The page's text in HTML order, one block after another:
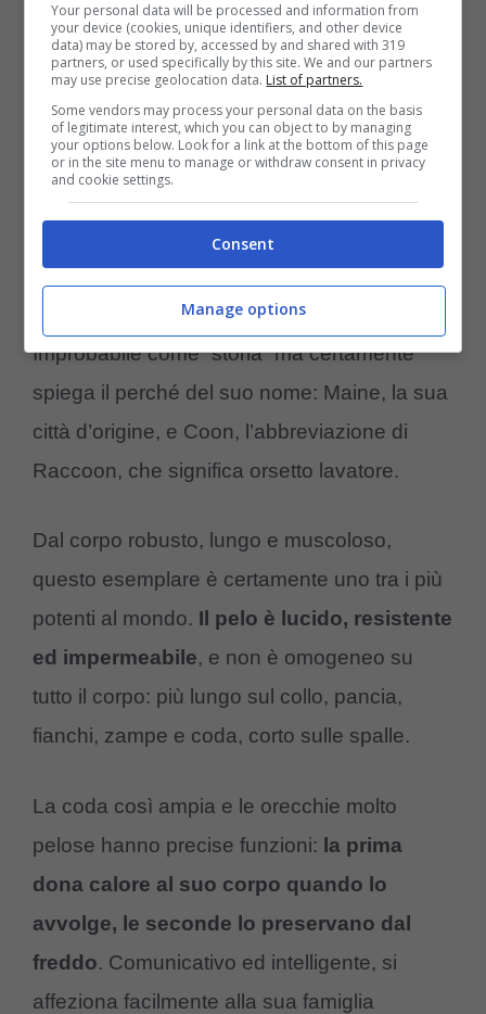
leggende a noi tramandate sulla sua
origine.
Quella più diffusa lo vede come il frutto di un
incrocio tra una lince, per via delle sue
orecchie grandi, pelose e con all’estremità un
ciuffetto, e un orsetto lavatore, per via della
coda lunga, grossa e folta.
Improbabile come “storia” ma certamente
spiega il perché del suo nome: Maine, la sua
città d’origine, e Coon, l’abbreviazione di
Raccoon, che significa orsetto lavatore.
Dal corpo robusto, lungo e muscoloso,
questo esemplare è certamente uno tra i più
potenti al mondo. Il pelo è lucido, resistente
ed impermeabile, e non è omogeneo su
tutto il corpo: più lungo sul collo, pancia,
fianchi, zampe e coda, corto sulle spalle.
La coda così ampia e le orecchie molto
pelose hanno precise funzioni: la prima
dona calore al suo corpo quando lo
avvolge, le seconde lo preservano dal
freddo. Comunicativo ed intelligente, si
affeziona facilmente alla sua famiglia
Your personal data will be processed and information from
your device (cookies, unique identifiers, and other device
data) may be stored by, accessed by and shared with 319
partners, or used specifically by this site. We and our partners
may use precise geolocation data. List of partners.
Some vendors may process your personal data on the basis
of legitimate interest, which you can object to by managing
your options below. Look for a link at the bottom of this page
or in the site menu to manage or withdraw consent in privacy
and cookie settings.
Consent
Manage options